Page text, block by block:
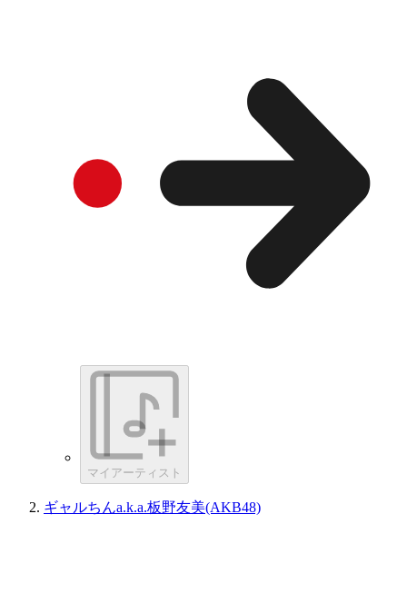
マイアーティスト
ギャルちんa.k.a.板野友美(AKB48)